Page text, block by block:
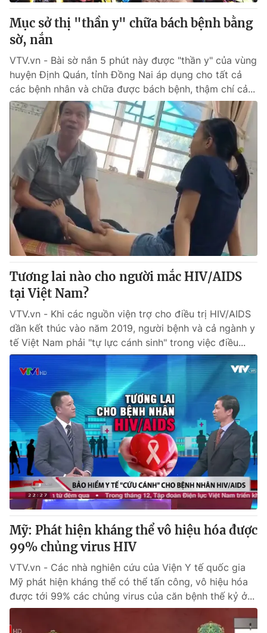
Mục sở thị "thần y" chữa bách bệnh bằng
sờ, nắn
VTV.vn - Bài sờ nắn 5 phút này được "thần y" của vùng
huyện Định Quán, tỉnh Đồng Nai áp dụng cho tất cả
các bệnh nhân và chữa được bách bệnh, thậm chí cả...
Tương lai nào cho người mắc HIV/AIDS
tại Việt Nam?
VTV.vn - Khi các nguồn viện trợ cho điều trị HIV/AIDS
dần kết thúc vào năm 2019, người bệnh và cả ngành y
tế Việt Nam phải "tự lực cánh sinh" trong việc điều...
Mỹ: Phát hiện kháng thể vô hiệu hóa được
99% chủng virus HIV
VTV.vn - Các nhà nghiên cứu của Viện Y tế quốc gia
Mỹ phát hiện kháng thể có thể tấn công, vô hiệu hóa
được tới 99% các chủng virus của căn bệnh thế kỷ ở...